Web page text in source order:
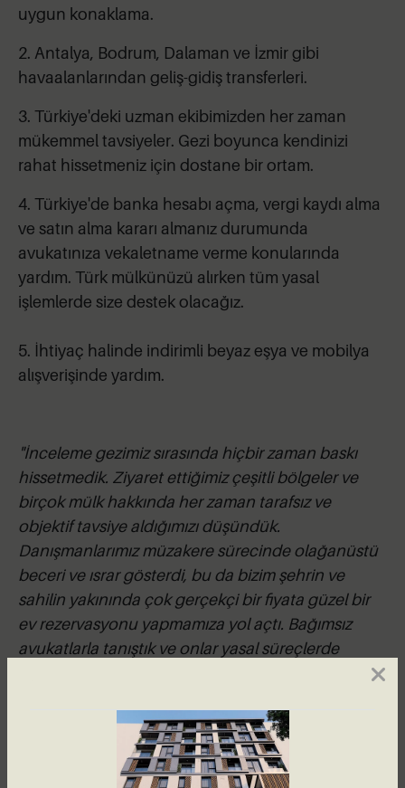
uygun konaklama.
2. Antalya, Bodrum, Dalaman ve İzmir gibi
havaalanlarından geliş-gidiş transferleri.
3. Türkiye'deki uzman ekibimizden her zaman
mükemmel tavsiyeler. Gezi boyunca kendinizi
rahat hissetmeniz için dostane bir ortam.
4. Türkiye'de banka hesabı açma, vergi kaydı alma
ve satın alma kararı almanız durumunda
avukatınıza vekaletname verme konularında
yardım. Türk mülkünüzü alırken tüm yasal
işlemlerde size destek olacağız.
5. İhtiyaç halinde indirimli beyaz eşya ve mobilya
alışverişinde yardım.
"İnceleme gezimiz sırasında hiçbir zaman baskı
hissetmedik. Ziyaret ettiğimiz çeşitli bölgeler ve
birçok mülk hakkında her zaman tarafsız ve
objektif tavsiye aldığımızı düşündük.
Danışmanlarımız müzakere sürecinde olağanüstü
beceri ve ısrar gösterdi, bu da bizim şehrin ve
sahilin yakınında çok gerçekçi bir fiyata güzel bir
ev rezervasyonu yapmamıza yol açtı. Bağımsız
avukatlarla tanıştık ve onlar yasal süreçlerde
Bay ve Bayan Keywalton,
İnceleme gezilerimiz ne kadar sürer?